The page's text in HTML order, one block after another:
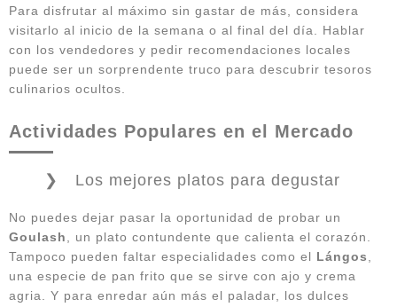
Para disfrutar al máximo sin gastar de más, considera
visitarlo al inicio de la semana o al final del día. Hablar
con los vendedores y pedir recomendaciones locales
puede ser un sorprendente truco para descubrir tesoros
culinarios ocultos.
Actividades Populares en el Mercado
Los mejores platos para degustar
No puedes dejar pasar la oportunidad de probar un
Goulash, un plato contundente que calienta el corazón.
Tampoco pueden faltar especialidades como el Lángos,
una especie de pan frito que se sirve con ajo y crema
agria. Y para enredar aún más el paladar, los dulces